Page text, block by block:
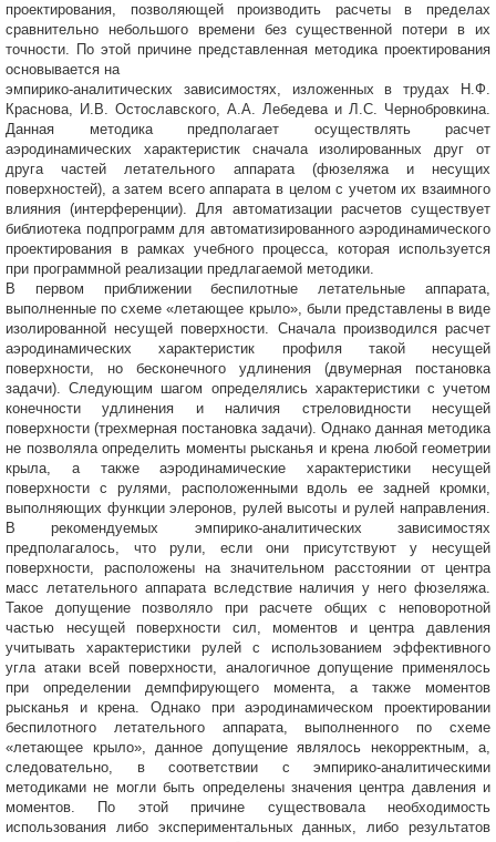
проектирования, позволяющей производить расчеты в пределах
сравнительно небольшого времени без существенной потери в их
точности. По этой причине представленная методика проектирования
основывается на
эмпирико-аналитических зависимостях, изложенных в трудах Н.Ф.
Краснова, И.В. Остославского, А.А. Лебедева и Л.С. Чернобровкина.
Данная методика предполагает осуществлять расчет
аэродинамических характеристик сначала изолированных друг от
друга частей летательного аппарата (фюзеляжа и несущих
поверхностей), а затем всего аппарата в целом с учетом их взаимного
влияния (интерференции). Для автоматизации расчетов существует
библиотека подпрограмм для автоматизированного аэродинамического
проектирования в рамках учебного процесса, которая используется
при программной реализации предлагаемой методики.
В первом приближении беспилотные летательные аппарата,
выполненные по схеме «летающее крыло», были представлены в виде
изолированной несущей поверхности. Сначала производился расчет
аэродинамических характеристик профиля такой несущей
поверхности, но бесконечного удлинения (двумерная постановка
задачи). Следующим шагом определялись характеристики с учетом
конечности удлинения и наличия стреловидности несущей
поверхности (трехмерная постановка задачи). Однако данная методика
не позволяла определить моменты рысканья и крена любой геометрии
крыла, а также аэродинамические характеристики несущей
поверхности с рулями, расположенными вдоль ее задней кромки,
выполняющих функции элеронов, рулей высоты и рулей направления.
В рекомендуемых эмпирико-аналитических зависимостях
предполагалось, что рули, если они присутствуют у несущей
поверхности, расположены на значительном расстоянии от центра
масс летательного аппарата вследствие наличия у него фюзеляжа.
Такое допущение позволяло при расчете общих с неповоротной
частью несущей поверхности сил, моментов и центра давления
учитывать характеристики рулей с использованием эффективного
угла атаки всей поверхности, аналогичное допущение применялось
при определении демпфирующего момента, а также моментов
рысканья и крена. Однако при аэродинамическом проектировании
беспилотного летательного аппарата, выполненного по схеме
«летающее крыло», данное допущение являлось некорректным, а,
следовательно, в соответствии с эмпирико-аналитическими
методиками не могли быть определены значения центра давления и
моментов. По этой причине существовала необходимость
использования либо экспериментальных данных, либо результатов